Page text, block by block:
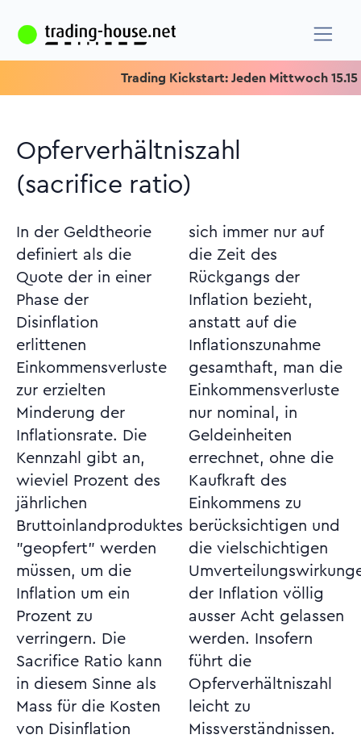
Trading Kickstart: Jeden Mittwoch 15.15
Opferverhältniszahl
(sacrifice ratio)
In der Geldtheorie
definiert als die
Quote der in einer
Phase der
Disinflation
erlittenen
Einkommensverluste
zur erzielten
Minderung der
Inflationsrate. Die
Kennzahl gibt an,
wieviel Prozent des
jährlichen
Bruttoinlandproduktes
"geopfert" werden
müssen, um die
Inflation um ein
Prozent zu
verringern. Die
Sacrifice Ratio kann
in diesem Sinne als
Mass für die Kosten
von Disinflation
sich immer nur auf
die Zeit des
Rückgangs der
Inflation bezieht,
anstatt auf die
Inflationszunahme
gesamthaft, man die
Einkommensverluste
nur nominal, in
Geldeinheiten
errechnet, ohne die
Kaufkraft des
Einkommens zu
berücksichtigen und
die vielschichtigen
Umverteilungswirkungen
der Inflation völlig
ausser Acht gelassen
werden. Insofern
führt die
Opferverhältniszahl
leicht zu
Missverständnissen.